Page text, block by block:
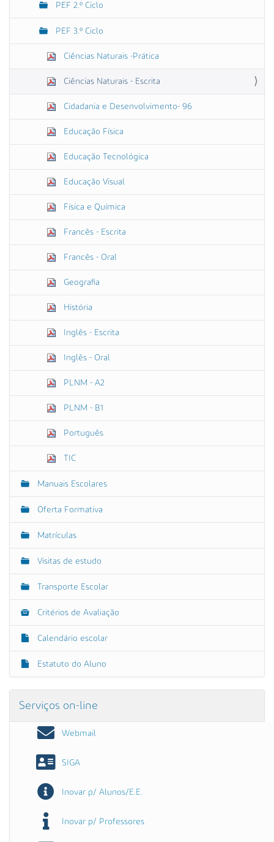
PEF 2.º Ciclo
PEF 3.º Ciclo
Ciências Naturais -Prática
Ciências Naturais - Escrita
Cidadania e Desenvolvimento- 96
Educação Física
Educação Tecnológica
Educação Visual
Física e Química
Francês - Escrita
Francês - Oral
Geografia
História
Inglês - Escrita
Inglês - Oral
PLNM - A2
PLNM - B1
Português
TIC
Manuais Escolares
Oferta Formativa
Matrículas
Visitas de estudo
Transporte Escolar
Critérios de Avaliação
Calendário escolar
Estatuto do Aluno
Serviços on-line
Webmail
SIGA
Inovar p/ Alunos/E.E.
Inovar p/ Professores